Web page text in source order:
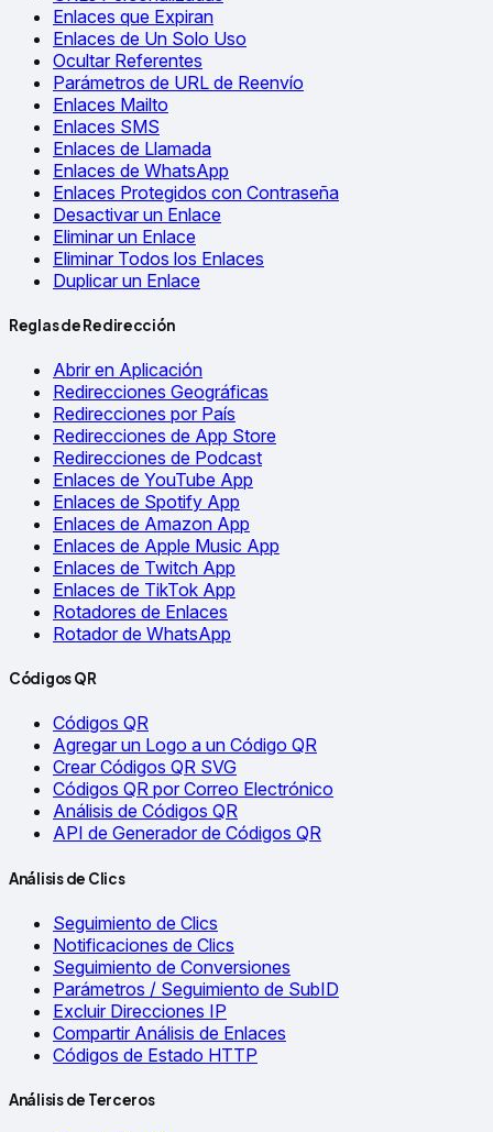
Enlaces que Expiran
Enlaces de Un Solo Uso
Ocultar Referentes
Parámetros de URL de Reenvío
Enlaces Mailto
Enlaces SMS
Enlaces de Llamada
Enlaces de WhatsApp
Enlaces Protegidos con Contraseña
Desactivar un Enlace
Eliminar un Enlace
Eliminar Todos los Enlaces
Duplicar un Enlace
Reglas de Redirección
Abrir en Aplicación
Redirecciones Geográficas
Redirecciones por País
Redirecciones de App Store
Redirecciones de Podcast
Enlaces de YouTube App
Enlaces de Spotify App
Enlaces de Amazon App
Enlaces de Apple Music App
Enlaces de Twitch App
Enlaces de TikTok App
Rotadores de Enlaces
Rotador de WhatsApp
Códigos QR
Códigos QR
Agregar un Logo a un Código QR
Crear Códigos QR SVG
Códigos QR por Correo Electrónico
Análisis de Códigos QR
API de Generador de Códigos QR
Análisis de Clics
Seguimiento de Clics
Notificaciones de Clics
Seguimiento de Conversiones
Parámetros / Seguimiento de SubID
Excluir Direcciones IP
Compartir Análisis de Enlaces
Códigos de Estado HTTP
Análisis de Terceros